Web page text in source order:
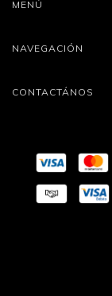
MENÚ
NAVEGACIÓN
CONTACTÁNOS